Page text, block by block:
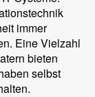
immer
Eine Vielzahl
bieten
selbst